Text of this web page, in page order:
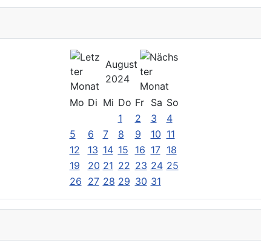
August
2024
Mo Di Mi Do Fr Sa So
1
2 3
4
5
6 7 8 9 10 11
12
13 14 15 16 17 18
19
20 21 22 23 24 25
26 27 28 29 30 31